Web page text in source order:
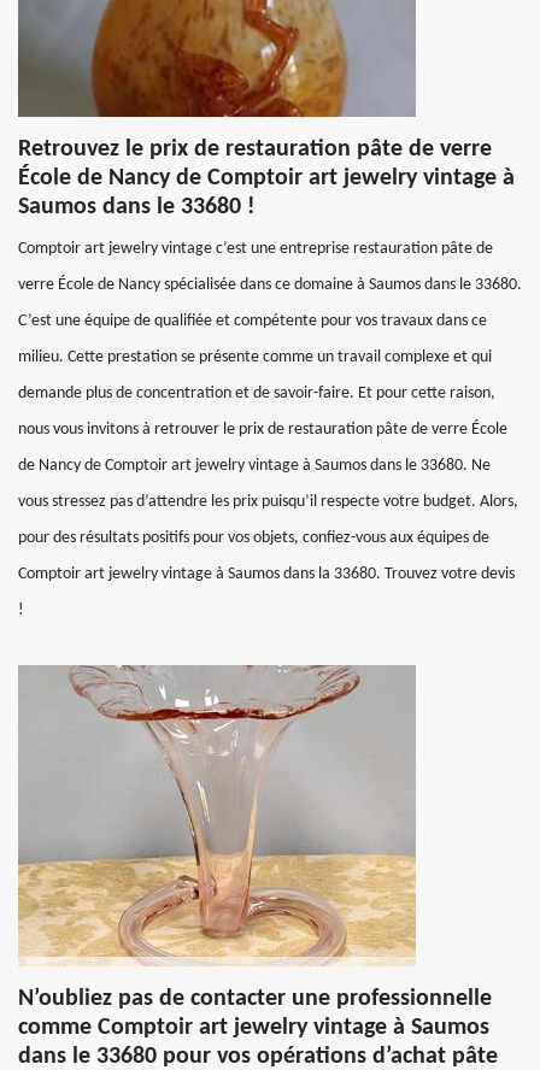
Retrouvez le prix de restauration pâte de verre
École de Nancy de Comptoir art jewelry vintage à
Saumos dans le 33680 !
Comptoir art jewelry vintage c’est une entreprise restauration pâte de
verre École de Nancy spécialisée dans ce domaine à Saumos dans le 33680.
C’est une équipe de qualifiée et compétente pour vos travaux dans ce
milieu. Cette prestation se présente comme un travail complexe et qui
demande plus de concentration et de savoir-faire. Et pour cette raison,
nous vous invitons à retrouver le prix de restauration pâte de verre École
de Nancy de Comptoir art jewelry vintage à Saumos dans le 33680. Ne
vous stressez pas d’attendre les prix puisqu’il respecte votre budget. Alors,
pour des résultats positifs pour vos objets, confiez-vous aux équipes de
Comptoir art jewelry vintage à Saumos dans la 33680. Trouvez votre devis
!
N’oubliez pas de contacter une professionnelle
comme Comptoir art jewelry vintage à Saumos
dans le 33680 pour vos opérations d’achat pâte